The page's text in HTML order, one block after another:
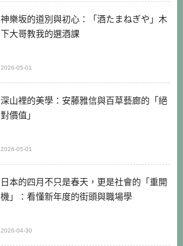
神樂坂的道別與初心：「酒たまねぎや」木
下大哥教我的選酒課
2026-05-01
深山裡的美學：安藤雅信與百草藝廊的「絕
對價值」
2026-05-01
日本的四月不只是春天，更是社會的「重開
機」：看懂新年度的街頭與職場學
2026-04-30